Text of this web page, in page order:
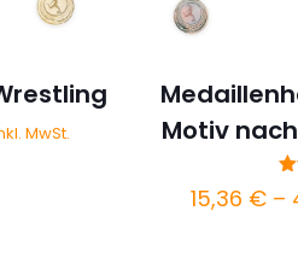
MwSt.
Motiv
15,36 € –